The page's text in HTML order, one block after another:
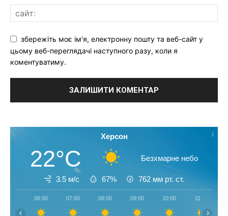
збережіть моє ім'я, електронну пошту та веб-сайт у
цьому веб-переглядачі наступного разу, коли я
коментуватиму.
Херсон
22°C Безхмарне небо
3.5 м/с 67% 762 мм рт. ст.
06:00 07:00 08:00 09:00 10:00 11:00
‹ ›